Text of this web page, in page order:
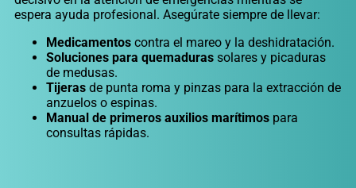
espera ayuda profesional. Asegúrate siempre de llevar:
Medicamentos contra el mareo y la deshidratación.
Soluciones para quemaduras solares y picaduras
de medusas.
Tijeras de punta roma y pinzas para la extracción de
anzuelos o espinas.
Manual de primeros auxilios marítimos para
consultas rápidas.